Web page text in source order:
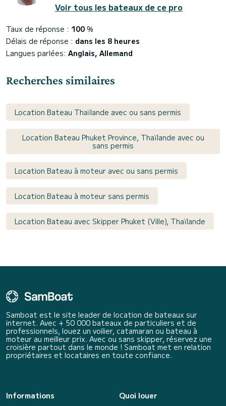
Voir tous les bateaux de ce pro
Taux de réponse : 100 %
Délais de réponse : dans les 8 heures
Langues parlées: Anglais, Allemand
Recherches similaires
Location Bateau Thaïlande avec ou sans permis
Location Bateau Phuket Province, Thaïlande avec ou
sans permis
Location Bateau à moteur avec ou sans permis
Location Bateau à moteur sans permis
Location Bateau avec Skipper Phuket (Ville), Thaïlande
Samboat est le site leader de location de bateaux sur
internet. Avec + 50 000 bateaux de particuliers et de
professionnels, louez un voilier, catamaran ou bateau à
moteur au meilleur prix. Avec ou sans skipper, réservez une
croisière partout dans le monde ! Samboat met en relation
propriétaires et locataires en toute confiance.
Informations
Quoi louer